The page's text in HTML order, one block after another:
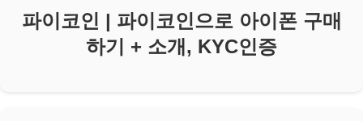
파이코인 | 파이코인으로 아이폰 구매
하기 + 소개, KYC인증